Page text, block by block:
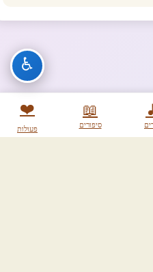
📖
סיפורים
❤️
פעולות
♿